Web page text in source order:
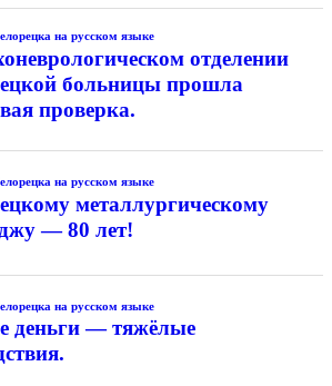
на русском языке
отделении
больницы прошла
проверка.
на русском языке
металлургическому
— 80 лет!
на русском языке
деньги — тяжёлые